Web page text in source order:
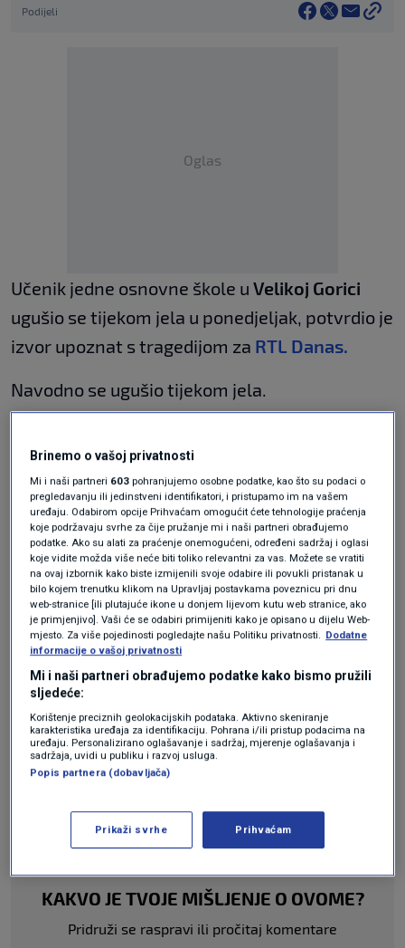
Podijeli
Oglas
Učenik jedne osnovne škole u Velikoj Gorici
ugušio se tijekom jela u ponedjeljak, potvrdio je
izvor upoznat s tragedijom za RTL Danas.
Navodno se ugušio tijekom jela.
ga nažalost nisu mogli spasiti. Šef Hitne
priznao je da u svojoj dugoj karijeri nije vidio
tako nešto, dodao je izvor.
Teme
GUŠENJE NESREĆA SMRT UČENIK ŠKOLA
Oglas
KAKVO JE TVOJE MIŠLJENJE O OVOME?
Pridruži se raspravi ili pročitaj komentare
Brinemo o vašoj privatnosti
Mi i naši partneri 603 pohranjujemo osobne podatke, kao što su podaci o
pregledavanju ili jedinstveni identifikatori, i pristupamo im na vašem
uređaju. Odabirom opcije Prihvaćam omogućit ćete tehnologije praćenja
koje podržavaju svrhe za čije pružanje mi i naši partneri obrađujemo
podatke. Ako su alati za praćenje onemogućeni, određeni sadržaj i oglasi
koje vidite možda više neće biti toliko relevantni za vas. Možete se vratiti
na ovaj izbornik kako biste izmijenili svoje odabire ili povukli pristanak u
bilo kojem trenutku klikom na Upravljaj postavkama poveznicu pri dnu
web-stranice [ili plutajuće ikone u donjem lijevom kutu web stranice, ako
je primjenjivo]. Vaši će se odabiri primijeniti kako je opisano u dijelu Web-
mjesto. Za više pojedinosti pogledajte našu Politiku privatnosti.
Dodatne
informacije o vašoj privatnosti
Mi i naši partneri obrađujemo podatke kako bismo pružili
sljedeće:
Korištenje preciznih geolokacijskih podataka. Aktivno skeniranje
karakteristika uređaja za identifikaciju. Pohrana i/ili pristup podacima na
uređaju. Personalizirano oglašavanje i sadržaj, mjerenje oglašavanja i
sadržaja, uvidi u publiku i razvoj usluga.
Popis partnera (dobavljača)
Prikaži svrhe Prihvaćam